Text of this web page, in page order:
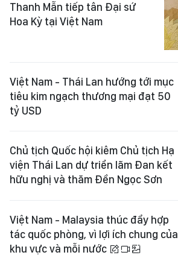
Thanh Mẫn tiếp tân Đại sứ
Hoa Kỳ tại Việt Nam
Việt Nam - Thái Lan hướng tới mục
tiêu kim ngạch thương mại đạt 50
tỷ USD
Chủ tịch Quốc hội kiêm Chủ tịch Hạ
viện Thái Lan dự triển lãm Đan kết
hữu nghị và thăm Đền Ngọc Sơn
Việt Nam - Malaysia thúc đẩy hợp
tác quốc phòng, vì lợi ích chung của
khu vực và mỗi nước